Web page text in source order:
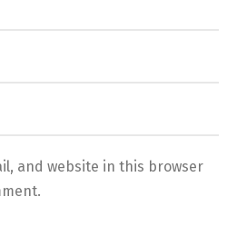
and website in this browser